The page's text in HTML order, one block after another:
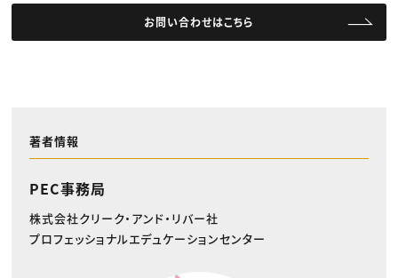
お問い合わせはこちら
著者情報
PEC事務局
株式会社クリーク・アンド・リバー社
プロフェッショナルエデュケーションセンター